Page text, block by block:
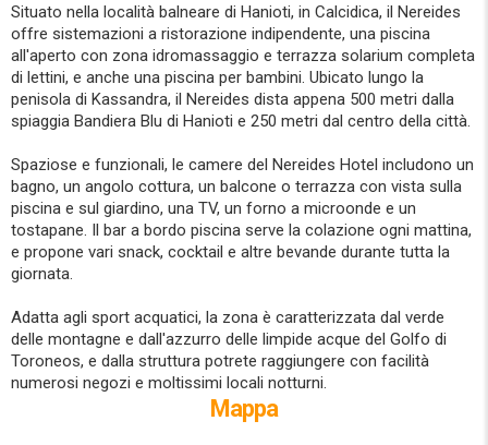
Situato nella località balneare di Hanioti, in Calcidica, il Nereides
offre sistemazioni a ristorazione indipendente, una piscina
all'aperto con zona idromassaggio e terrazza solarium completa
di lettini, e anche una piscina per bambini. Ubicato lungo la
penisola di Kassandra, il Nereides dista appena 500 metri dalla
spiaggia Bandiera Blu di Hanioti e 250 metri dal centro della città.
Spaziose e funzionali, le camere del Nereides Hotel includono un
bagno, un angolo cottura, un balcone o terrazza con vista sulla
piscina e sul giardino, una TV, un forno a microonde e un
tostapane. Il bar a bordo piscina serve la colazione ogni mattina,
e propone vari snack, cocktail e altre bevande durante tutta la
giornata.
Adatta agli sport acquatici, la zona è caratterizzata dal verde
delle montagne e dall'azzurro delle limpide acque del Golfo di
Toroneos, e dalla struttura potrete raggiungere con facilità
numerosi negozi e moltissimi locali notturni.
Mappa